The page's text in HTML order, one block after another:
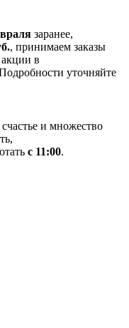
заранее,
, принимаем заказы
в
уточняйте
и множество
с 11:00.